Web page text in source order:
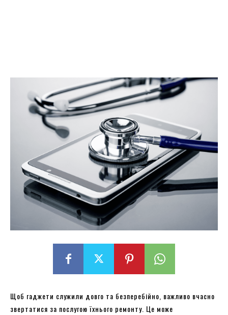
Щоб гаджети служили довго та безперебійно, важливо вчасно
звертатися за послугою їхнього ремонту. Це може